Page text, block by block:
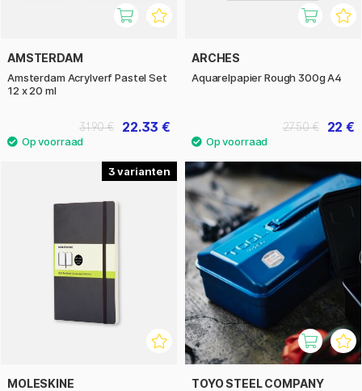
AMSTERDAM
Amsterdam Acrylverf Pastel Set
12 x 20 ml
22.33 €
31.90 €
ARCHES
Aquarelpapier Rough 300g A4
22 €
27.50 €
3
MOLESKINE TOYO STEEL COMPANY